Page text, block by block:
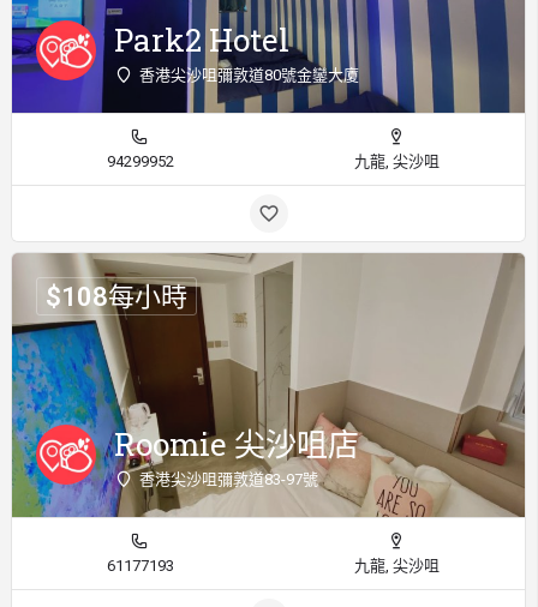
Park2 Hotel
香港尖沙咀彌敦道80號金鑾大廈
94299952 九龍, 尖沙咀
Roomie 尖沙咀店
香港尖沙咀彌敦道83-97號
$108每小時
61177193 九龍, 尖沙咀